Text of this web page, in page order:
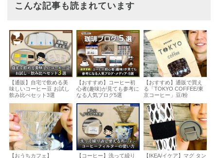
こんな記事も読まれています
【通販】自宅で飲める美
味しいコーヒー豆 お試し
飲み比べセット3選
【おすすめ】コーヒー初
心者(趣味)が見ても参考に
なる人気ブログ5選
【おすすめ】通販で買え
る「TOKYO COFFEE/東
京コーヒー」豆/粉
【おうちカフェ】 【コーヒー】洗って繰り 【IKEA/イケア】マグ タン